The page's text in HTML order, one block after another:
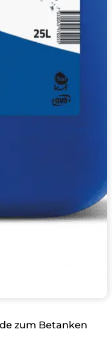
zum Betanken